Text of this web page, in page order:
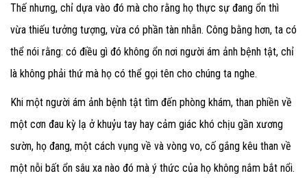
Thế nhưng, chỉ dựa vào đó mà cho rằng họ thực sự đang ổn thì
vừa thiếu tưởng tượng, vừa có phần tàn nhẫn. Công bằng hơn, ta có
thể nói rằng: có điều gì đó không ổn nơi người ám ảnh bệnh tật, chỉ
là không phải thứ mà họ có thể gọi tên cho chúng ta nghe.
Khi một người ám ảnh bệnh tật tìm đến phòng khám, than phiền về
một cơn đau kỳ lạ ở khuỷu tay hay cảm giác khó chịu gần xương
sườn, họ đang, một cách vụng về và vòng vo, cố gắng kêu than về
một nỗi bất ổn sâu xa nào đó mà ý thức của họ không nắm bắt nổi.